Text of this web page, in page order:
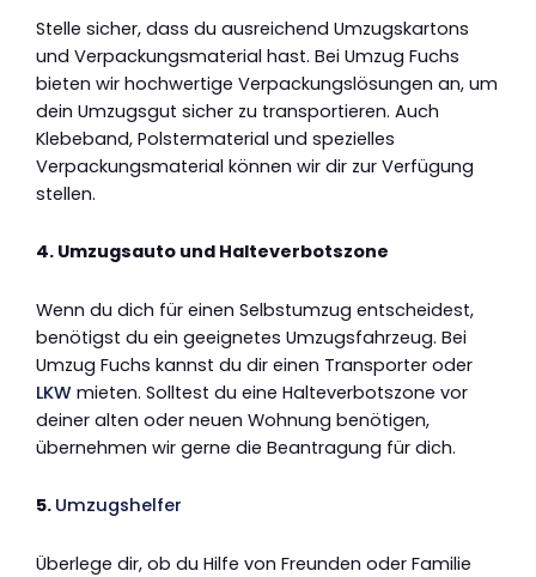
Stelle sicher, dass du ausreichend Umzugskartons
und Verpackungsmaterial hast. Bei Umzug Fuchs
bieten wir hochwertige Verpackungslösungen an, um
dein Umzugsgut sicher zu transportieren. Auch
Klebeband, Polstermaterial und spezielles
Verpackungsmaterial können wir dir zur Verfügung
stellen.
4. Umzugsauto und Halteverbotszone
Wenn du dich für einen Selbstumzug entscheidest,
benötigst du ein geeignetes Umzugsfahrzeug. Bei
Umzug Fuchs kannst du dir einen Transporter oder
LKW mieten. Solltest du eine Halteverbotszone vor
deiner alten oder neuen Wohnung benötigen,
übernehmen wir gerne die Beantragung für dich.
5. Umzugshelfer
Überlege dir, ob du Hilfe von Freunden oder Familie